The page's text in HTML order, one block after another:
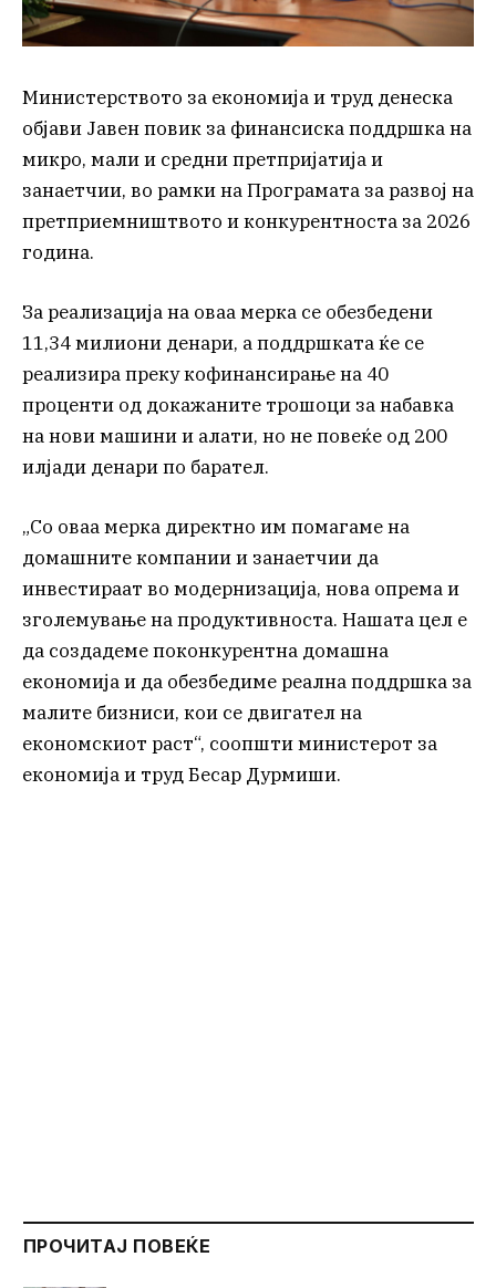
Министерството за економија и труд денеска
објави Јавен повик за финансиска поддршка на
микро, мали и средни претпријатија и
занаетчии, во рамки на Програмата за развој на
претприемништвото и конкурентноста за 2026
година.
За реализација на оваа мерка се обезбедени
11,34 милиони денари, а поддршката ќе се
реализира преку кофинансирање на 40
проценти од докажаните трошоци за набавка
на нови машини и алати, но не повеќе од 200
илјади денари по барател.
„Со оваа мерка директно им помагаме на
домашните компании и занаетчии да
инвестираат во модернизација, нова опрема и
зголемување на продуктивноста. Нашата цел е
да создадеме поконкурентна домашна
економија и да обезбедиме реална поддршка за
малите бизниси, кои се двигател на
економскиот раст“, соопшти министерот за
економија и труд Бесар Дурмиши.
ПРОЧИТАЈ ПОВЕЌЕ